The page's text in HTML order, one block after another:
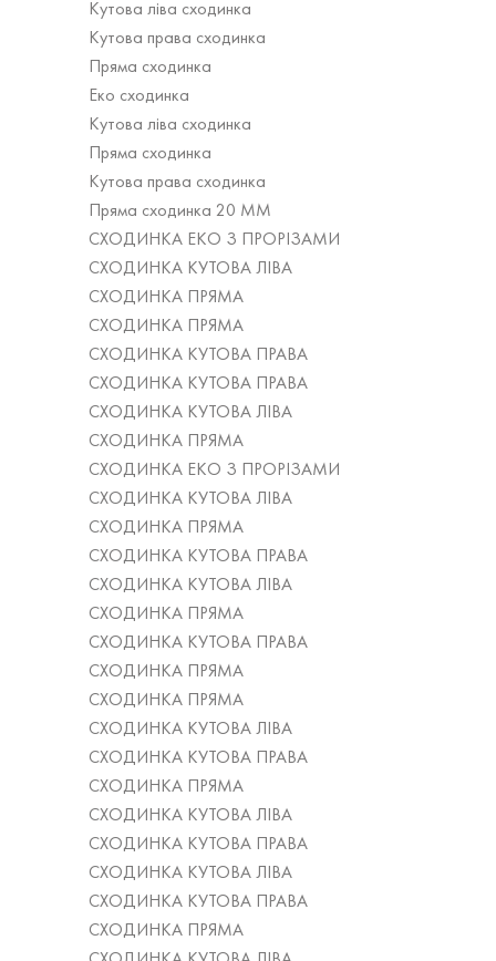
Кутова ліва сходинка
Кутова права сходинка
Пряма сходинка
Еко сходинка
Кутова ліва сходинка
Пряма сходинка
Кутова права сходинка
Пряма сходинка 20 ММ
СХОДИНКА ЕКО З ПРОРІЗАМИ
СХОДИНКА КУТОВА ЛІВА
СХОДИНКА ПРЯМА
СХОДИНКА ПРЯМА
СХОДИНКА КУТОВА ПРАВА
СХОДИНКА КУТОВА ПРАВА
СХОДИНКА КУТОВА ЛІВА
СХОДИНКА ПРЯМА
СХОДИНКА ЕКО З ПРОРІЗАМИ
СХОДИНКА КУТОВА ЛІВА
СХОДИНКА ПРЯМА
СХОДИНКА КУТОВА ПРАВА
СХОДИНКА КУТОВА ЛІВА
СХОДИНКА ПРЯМА
СХОДИНКА КУТОВА ПРАВА
СХОДИНКА ПРЯМА
СХОДИНКА ПРЯМА
СХОДИНКА КУТОВА ЛІВА
СХОДИНКА КУТОВА ПРАВА
СХОДИНКА ПРЯМА
СХОДИНКА КУТОВА ЛІВА
СХОДИНКА КУТОВА ПРАВА
СХОДИНКА КУТОВА ЛІВА
СХОДИНКА КУТОВА ПРАВА
СХОДИНКА ПРЯМА